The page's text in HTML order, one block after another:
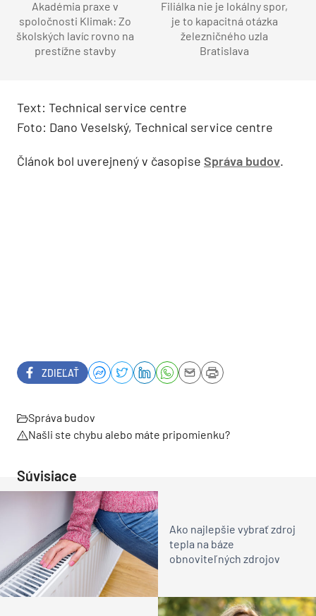
Akadémia praxe v
spoločnosti Klimak: Zo
školských lavíc rovno na
prestížne stavby
Filiálka nie je lokálny spor,
je to kapacitná otázka
železničného uzla
Bratislava
Text: Technical service centre
Foto: Dano Veselský, Technical service centre
Článok bol uverejnený v časopise Správa budov.
ZDIEĽAŤ
Správa budov
Našli ste chybu alebo máte pripomienku?
Súvisiace
Ako najlepšie vybrať zdroj
tepla na báze
obnoviteľných zdrojov